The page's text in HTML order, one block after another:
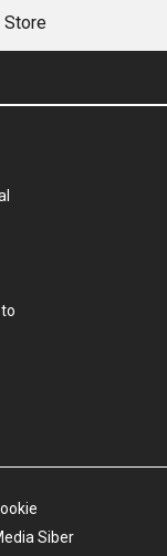
Siber